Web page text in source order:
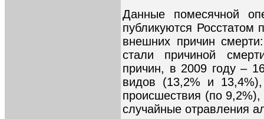
Данные помесячной
публикуются Росстатом
внешних причин
стали причиной
причин, в 2009 году –
видов (13,2% и 13,4%),
происшествия (по
случайные отравления